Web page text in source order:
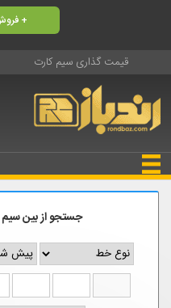
قیمت گذاری سیم کارت
جستجو از بین
فروش سیم کارت +